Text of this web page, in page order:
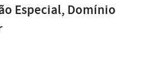
Especial, Domínio